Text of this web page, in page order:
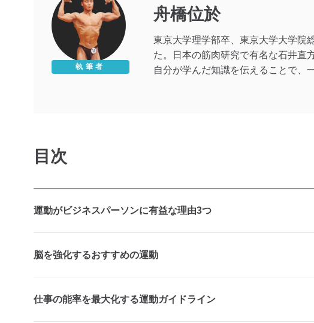
執筆者
舟橋位於
東京大学理学部卒、東京大学大学院
た。日本の筋肉研究で有名な石井直
自分が学んだ知識を伝えることで、
目次
運動がビジネスパーソンに有益な理由3つ
脳を強化するおすすめの運動
仕事の能率を最大化する運動ガイドライン